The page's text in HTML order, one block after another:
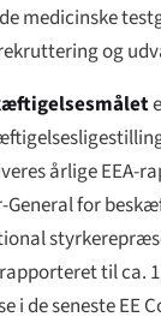
medicinske
og
årlige EEA-
for
til ca.
i de seneste EE